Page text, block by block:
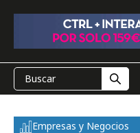
Empresas y Negocios